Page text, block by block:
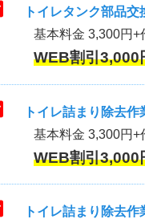
トイレタンク部品
基本料金 3,300円+
WEB割引
トイレ詰まり除去作
基本料金 3,300円+
WEB割引
トイレ詰まり除去